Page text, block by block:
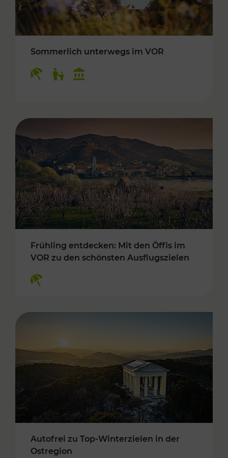
Sommerlich unterwegs im VOR
Frühling entdecken: Mit den Öffis im
VOR zu den schönsten Ausflugszielen
Autofrei zu Top-Winterzielen in der
Ostregion